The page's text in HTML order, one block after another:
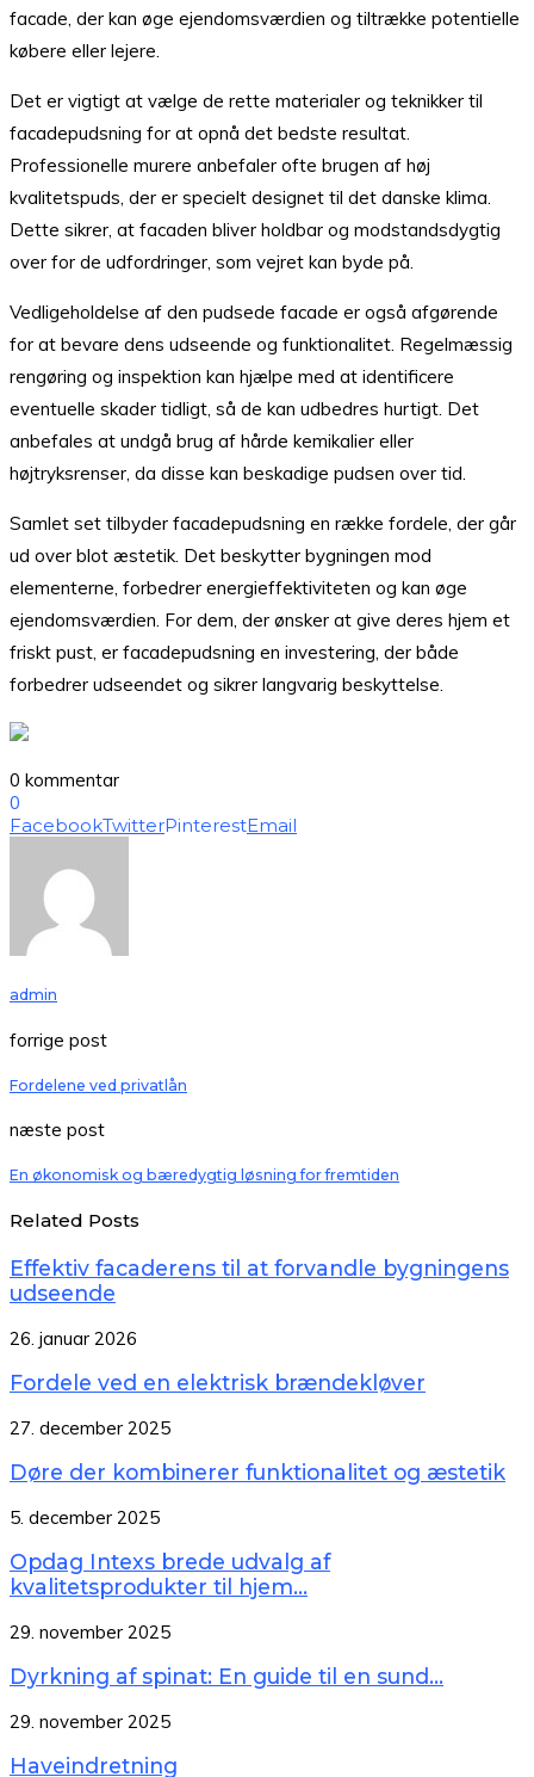
facade, der kan øge ejendomsværdien og tiltrække potentielle
købere eller lejere.
Det er vigtigt at vælge de rette materialer og teknikker til
facadepudsning for at opnå det bedste resultat.
Professionelle murere anbefaler ofte brugen af høj
kvalitetspuds, der er specielt designet til det danske klima.
Dette sikrer, at facaden bliver holdbar og modstandsdygtig
over for de udfordringer, som vejret kan byde på.
Vedligeholdelse af den pudsede facade er også afgørende
for at bevare dens udseende og funktionalitet. Regelmæssig
rengøring og inspektion kan hjælpe med at identificere
eventuelle skader tidligt, så de kan udbedres hurtigt. Det
anbefales at undgå brug af hårde kemikalier eller
højtryksrenser, da disse kan beskadige pudsen over tid.
Samlet set tilbyder facadepudsning en række fordele, der går
ud over blot æstetik. Det beskytter bygningen mod
elementerne, forbedrer energieffektiviteten og kan øge
ejendomsværdien. For dem, der ønsker at give deres hjem et
friskt pust, er facadepudsning en investering, der både
forbedrer udseendet og sikrer langvarig beskyttelse.
0 kommentar
0
FacebookTwitterPinterestEmail
admin
forrige post
Fordelene ved privatlån
næste post
En økonomisk og bæredygtig løsning for fremtiden
Related Posts
Effektiv facaderens til at forvandle bygningens
udseende
26. januar 2026
Fordele ved en elektrisk brændekløver
27. december 2025
Døre der kombinerer funktionalitet og æstetik
5. december 2025
Opdag Intexs brede udvalg af
kvalitetsprodukter til hjem...
29. november 2025
Dyrkning af spinat: En guide til en sund...
29. november 2025
Haveindretning